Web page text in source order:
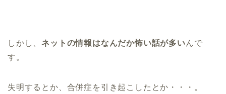
しかし、ネットの情報はなんだか怖い話が多いんで
す。
失明するとか、合併症を引き起こしたとか・・・。